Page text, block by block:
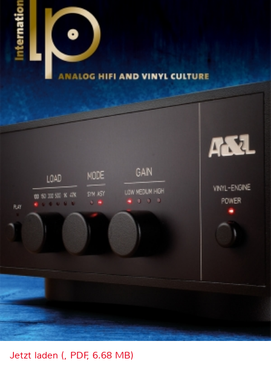
Jetzt laden (, PDF, 6.68 MB)